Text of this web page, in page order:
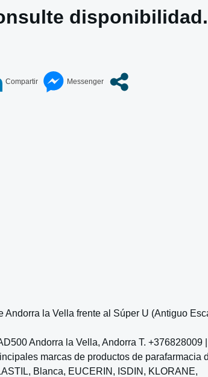
disponibilidad.
Andorra la Vella frente al Súper U (Antiguo
Andorra la Vella, Andorra T. +376828009 |
marcas de productos de parafarmacia
Blanca, EUCERIN, ISDIN, KLORANE,